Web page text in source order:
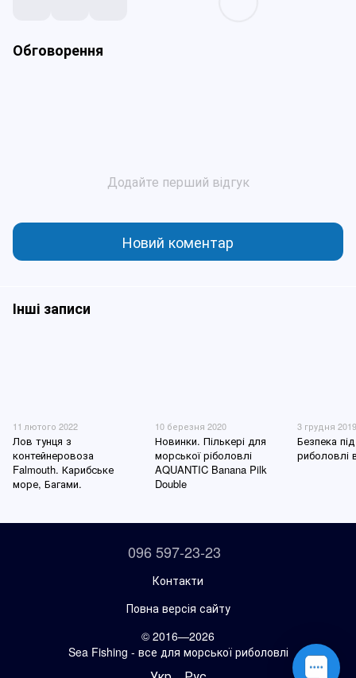
Обговорення
Додайте перший відгук
Новий коментар
Інші записи
11 лютого 2022
Лов тунця з
контейнеровоза
Falmouth. Карибське
море, Багами.
10 березня 2020
Новинки. Пількері для
морської ріболовлі
AQUANTIC Banana Pilk
Double
3 грудня
Безпека
риболовлі
096 597-23-23
Контакти
Повна версія сайту
© 2016—2026
Sea Fishing - все для морської риболовлі